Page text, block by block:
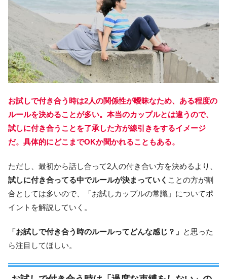
お試しで付き合う時は2人の関係性が曖昧なため、ある程度の
ルールを決めることが多い。本当のカップルとは違うので、
試しに付き合うことを了承した方が線引きをするイメージ
だ。具体的にどこまでOKか聞かれることもある。
ただし、最初から話し合って2人の付き合い方を決めるより、
試しに付き合ってる中でルールが決まっていく ことの方が割
合としては多いので、「お試しカップルの常識」についてポ
イントを解説していく。
「お試しで付き合う時のルールってどんな感じ？」 と思った
ら注目してほしい。